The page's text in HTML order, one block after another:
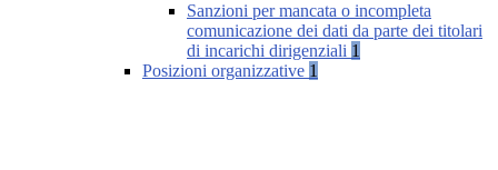
Sanzioni per mancata o incompleta
comunicazione dei dati da parte dei titolari
di incarichi dirigenziali 1
Posizioni organizzative 1